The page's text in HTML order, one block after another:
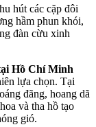
hút các cặp đôi
hầm phun khói,
đàn cừu xinh
Hồ Chí Minh
lựa chọn. Tại
đãng, hoang dã
và tha hồ tạo
gió.